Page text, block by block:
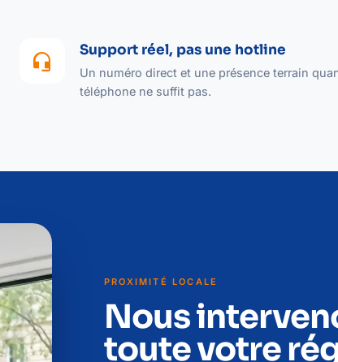
headset_mic Support réel, pas une hotline
Un numéro direct et une présence terrain
téléphone ne suffit pas.
PROXIMITÉ LOCALE
Nous
toute votre